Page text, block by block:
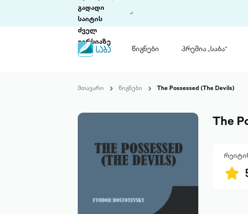
გადადი
საიტის
ძველ
ვერსიაზე
წიგნები პრემია „საბა“
ლიტერატურული პრემია
წესდება
საკონკურსო
პაკეტები
მთავარი წიგნები The Possessed (The Devils)
The